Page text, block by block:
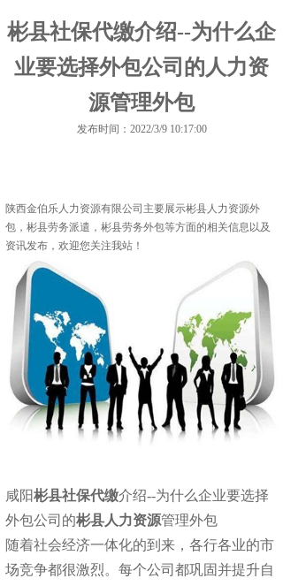
彬县社保代缴介绍--为什么企
业要选择外包公司的人力资
源管理外包
发布时间：2022/3/9 10:17:00
陕西金伯乐人力资源有限公司主要展示彬县人力资源外
包 ，彬县劳务派遣，彬县劳务外包等方面的相关信息以及
资讯发布，欢迎您关注我站！
咸阳彬县社保代缴介绍--为什么企业要选择
外包公司的彬县人力资源管理外包
随着社会经济一体化的到来，各行各业的市
场竞争都很激烈。每个公司都巩固并提升自